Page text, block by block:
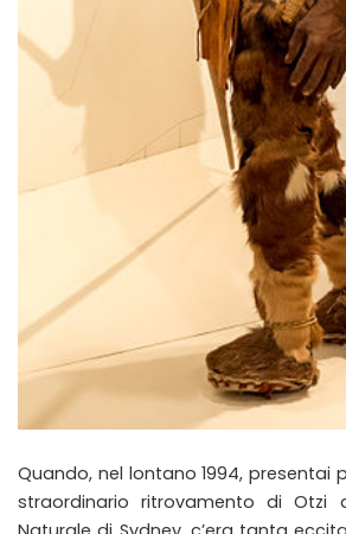
Quando, nel lontano 1994, presentai
straordinario ritrovamento di Otzi